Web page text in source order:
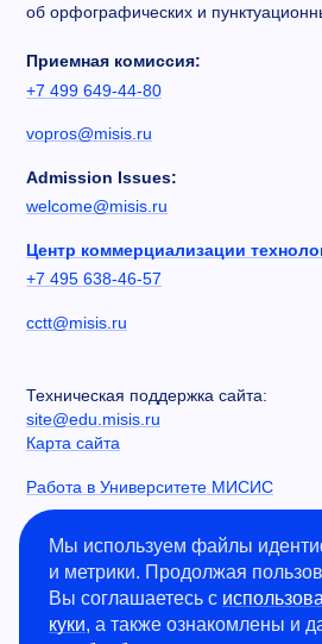
об орфографических и
Приемная комиссия:
+7 499 649-44-80
vopros@misis.ru
Admission Issues:
welcome@misis.ru
Центр коммерциализации
+7 495 638-46-57
cctt@misis.ru
Техническая поддержка сайта:
site@edu.misis.ru
Карта сайта
Работа в Университете МИСИС
Информация о закупках
Противодействие коррупции
Политика конфиденциальности
Мы используем файлы
и метрики. Продолжая
Вы соглашаетесь с
куки, а также ознакомлены и